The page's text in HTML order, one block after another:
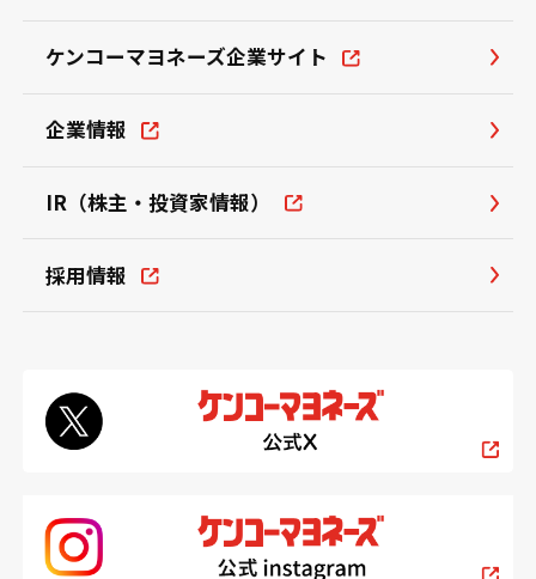
ケンコーマヨネーズ企業サイト
企業情報
IR（株主・投資家情報）
採用情報